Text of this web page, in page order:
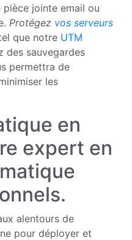
pièce jointe email ou
Protégez vos serveurs
que notre UTM
des sauvegardes
permettra de
les
en
expert en
alentours de
pour déployer et